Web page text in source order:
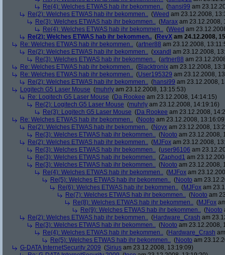
Re(4): Welches ETWAS hab ihr bekommen.. (hansi99 am
Re(2): Welches ETWAS hab ihr bekommen.. (Weed am 23.12.2008,
Re(3): Welches ETWAS hab ihr bekommen.. (Marax am 23.12.2008,
Re(4): Welches ETWAS hab ihr bekommen.. (Weed am
Re(2): Welches ETWAS hab ihr bekommen.. (RevX am 24.12.2008,
Re: Welches ETWAS hab ihr bekommen.. (artner88 am 23.12.2008,
Re(2): Welches ETWAS hab ihr bekommen.. (xxandl am 23.12.2008,
Re(3): Welches ETWAS hab ihr bekommen.. (artner88 am
Re: Welches ETWAS hab ihr bekommen.. (Blacktronix am 23.12.2008,
Re: Welches ETWAS hab ihr bekommen.. (User195329 am 23.12.2008,
Re(2): Welches ETWAS hab ihr bekommen.. (hansi99 am 23.12.2008,
Logitech G5 Laser Mouse (muhrly am 23.12.2008, 13:15:53)
Re: Logitech G5 Laser Mouse (Da Rookee am 23.12.2008, 14:14:15)
Re(2): Logitech G5 Laser Mouse (muhrly am 23.12.2008, 14:19:16)
Re(3): Logitech G5 Laser Mouse (Da Rookee am 23.12.2008,
Re: Welches ETWAS hab ihr bekommen.. (Nooto am 23.12.2008,
Re(2): Welches ETWAS hab ihr bekommen.. (Noyx am 23.12.2008,
Re(3): Welches ETWAS hab ihr bekommen.. (Nooto am 23.12.2008,
Re(2): Welches ETWAS hab ihr bekommen.. (MJFox am 23.12.2008,
Re(3): Welches ETWAS hab ihr bekommen.. (user96106 am
Re(3): Welches ETWAS hab ihr bekommen.. (Zaphod1 am
Re(3): Welches ETWAS hab ihr bekommen.. (Nooto am 23.12.2008,
Re(4): Welches ETWAS hab ihr bekommen.. (MJFox am
Re(5): Welches ETWAS hab ihr bekommen.. (Nooto am
Re(6): Welches ETWAS hab ihr bekommen.. (MJFox am
Re(7): Welches ETWAS hab ihr bekommen.. (Nooto am
Re(8): Welches ETWAS hab ihr bekommen.. (MJFox
Re(9): Welches ETWAS hab ihr bekommen.. (Nooto
Re(2): Welches ETWAS hab ihr bekommen.. (Hardware_Crash am
Re(3): Welches ETWAS hab ihr bekommen.. (Nooto am 23.12.2008,
Re(4): Welches ETWAS hab ihr bekommen.. (Hardware_Crash
Re(5): Welches ETWAS hab ihr bekommen.. (Nooto am
G-DATA InternetSecurity 2009 (Sirius am 23.12.2008, 13:19:09)